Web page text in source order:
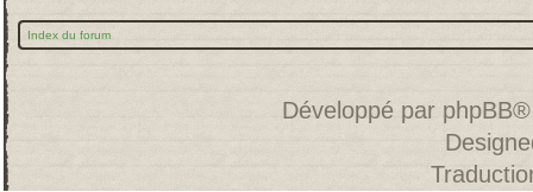
Index du forum
Développé par phpBB®